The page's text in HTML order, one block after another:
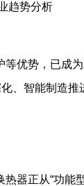
趋势分析
优势，已成
、智能制造
器正从“功能